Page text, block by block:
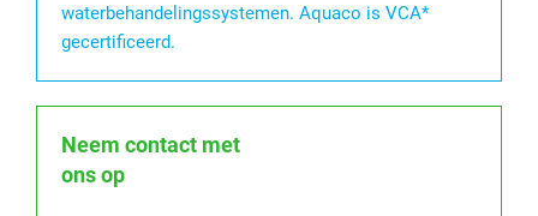
waterbehandelingssystemen. Aquaco is VCA*
gecertificeerd.
Neem contact met
ons op